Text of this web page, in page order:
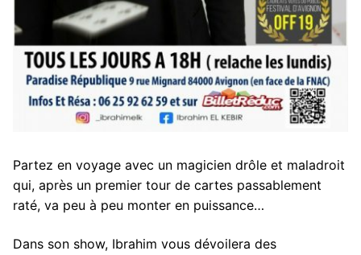
Partez en voyage avec un magicien drôle et maladroit
qui, après un premier tour de cartes passablement
raté, va peu à peu monter en puissance…
Dans son show, Ibrahim vous dévoilera des